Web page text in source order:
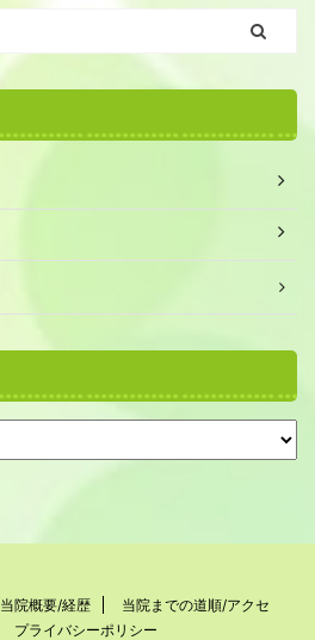
当院概要/経歴
当院までの道順/アクセ
プライバシーポリシー